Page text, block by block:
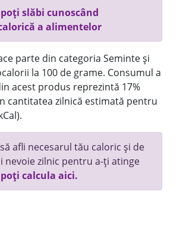
slăbi cunoscând
a alimentelor
parte din categoria Seminte și
la 100 de grame. Consumul a
acest produs reprezintă 17%
cantitatea zilnică estimată pentru
afli necesarul tău caloric și de
nevoie zilnic pentru a-ți atinge
calcula aici.